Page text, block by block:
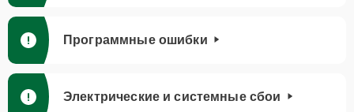
Программные ошибки
Электрические и системные сбои